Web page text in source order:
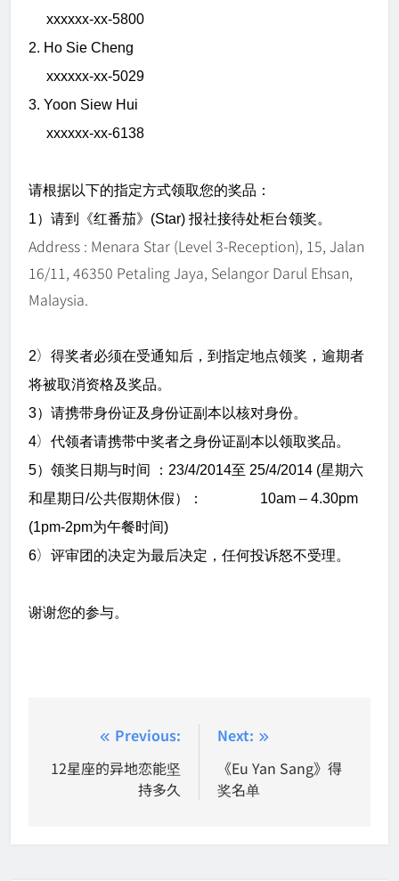
xxxxxx-xx-5800
2. Ho Sie Cheng
xxxxxx-xx-5029
3. Yoon Siew Hui
xxxxxx-xx-6138
请根据以下的指定方式领取您的奖品：
1）请到《红番茄》(Star) 报社接待处柜台领奖。
Address : Menara Star (Level 3-Reception), 15, Jalan
16/11, 46350 Petaling Jaya, Selangor Darul Ehsan,
Malaysia.
2） 得奖者必须在受通知后，到指定地点领奖， 逾期者
将被取消资格及奖品。
3）请携带身份证及身份证副本以核对身份。
4）
代领者请携带中奖者之身份证副本以领取奖品。
5）领奖日期与时间 ：23/4/2014至 25/4/2014 (星期六
和星期日/公共假期休假）： 10am – 4.30pm
(1pm-2pm为午餐时间)
6） 评审团的决定为最后决定，任何投诉怒不受理。
谢谢您的参与。
navigation
Previous:
12星座的异地恋能坚
持多久
Next:
《Eu Yan Sang》得
奖名单